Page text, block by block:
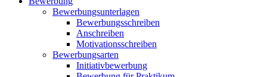
Bewerbungsunterlagen
Bewerbungsschreiben
Anschreiben
Motivationsschreiben
Bewerbungsarten
Initiativbewerbung